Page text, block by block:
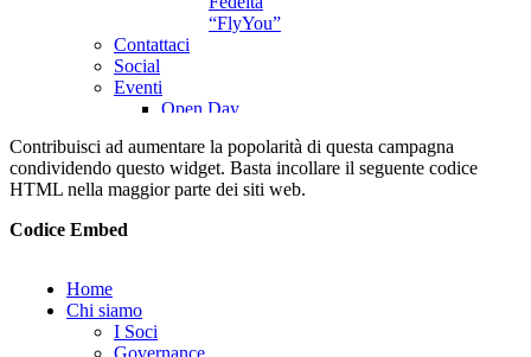
Contribuisci ad aumentare la popolarità di questa campagna
condividendo questo widget. Basta incollare il seguente codice
HTML nella maggior parte dei siti web.
Codice Embed